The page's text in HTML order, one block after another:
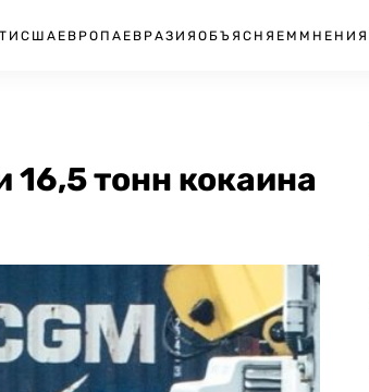
США ЕВРОПА ЕВРАЗИЯ ОБЪЯСНЯЕМ МНЕНИЯ
тонн кокаина